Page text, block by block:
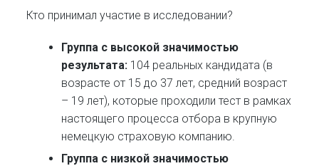
Кто принимал участие в исследовании?
Группа с высокой значимостью
результата: 104 реальных кандидата (в
возрасте от 15 до 37 лет, средний возраст
– 19 лет), которые проходили тест в рамках
настоящего процесса отбора в крупную
немецкую страховую компанию.
Группа с низкой значимостью